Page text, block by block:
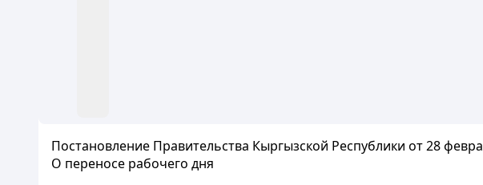
Постановление Правительства Кыргызской Республики от 28
О переносе рабочего дня